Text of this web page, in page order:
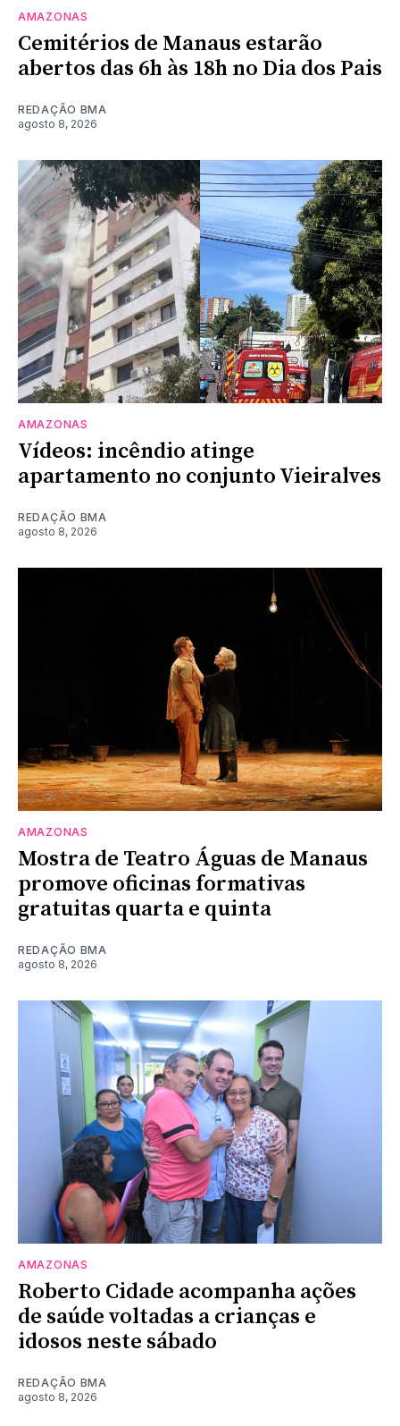
AMAZONAS
Cemitérios de Manaus estarão
abertos das 6h às 18h no Dia dos Pais
REDAÇÃO BMA
agosto 8, 2026
AMAZONAS
Vídeos: incêndio atinge
apartamento no conjunto Vieiralves
REDAÇÃO BMA
agosto 8, 2026
AMAZONAS
Mostra de Teatro Águas de Manaus
promove oficinas formativas
gratuitas quarta e quinta
REDAÇÃO BMA
agosto 8, 2026
AMAZONAS
Roberto Cidade acompanha ações
de saúde voltadas a crianças e
idosos neste sábado
REDAÇÃO BMA
agosto 8, 2026